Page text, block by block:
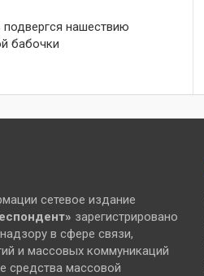
нашествию
бабочки
сетевое издание
зарегистрировано
в сфере связи,
и массовых коммуникаций
средства массовой